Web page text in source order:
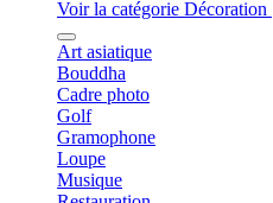
Voir la catégorie Décoration
Art asiatique
Bouddha
Cadre photo
Golf
Gramophone
Loupe
Musique